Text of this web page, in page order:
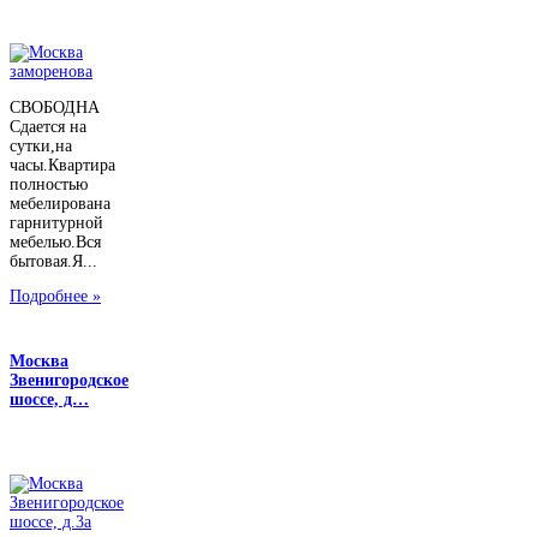
СВОБОДНА
Сдается на
сутки,на
часы.Квартира
полностью
мебелирована
гарнитурной
мебелью.Вся
бытовая.Я...
Подробнее »
Москва
Звенигородское
шоссе, д…